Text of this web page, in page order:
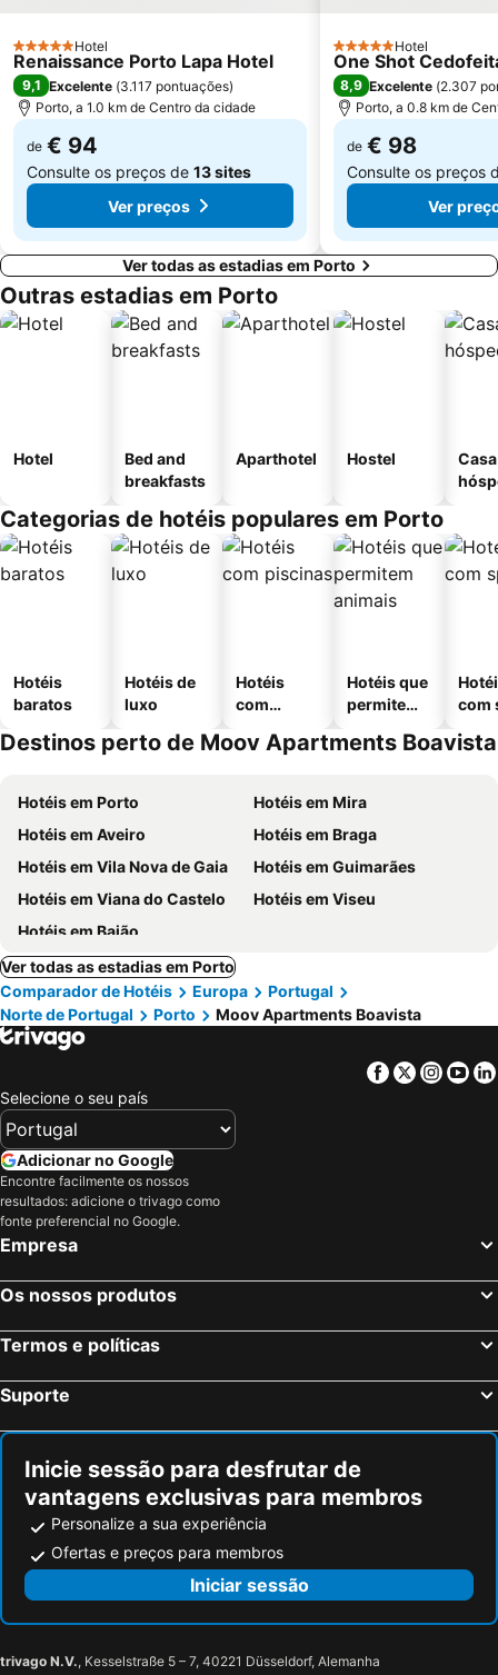
Aquático de Fafe
Azurara Beach
5 EstrelasHotel
Renaissance Porto Lapa Hotel
9,1 Excelente (3.117 pontuações)
Porto, a 1.0 km de Centro da cidade
de € 94
Consulte os preços de 13 sites
Ver preços
5 EstrelasHotel
One Shot
8,9 Excelente (2.307
Porto, a 0.8 km de
de € 98
Consulte os preços
Ver
Ver todas as estadias em Porto
Outras estadias em Porto
Hotel
Bed and
breakfasts
Aparthotel Hostel
Categorias de hotéis populares em Porto
Hotéis
baratos
Hotéis de
luxo
Hotéis
com
Hotéis que
permitem
com
Destinos perto de Moov Apartments Boavista
Hotéis em Porto
Hotéis em Mira
Hotéis em Aveiro
Hotéis em Braga
Hotéis em Vila Nova de Gaia
Hotéis em Guimarães
Hotéis em Viana do Castelo
Hotéis em Viseu
Hotéis em Baião
Ver todas as estadias em Porto
Comparador de Hotéis
Europa
Portugal
Norte de Portugal
Porto Moov Apartments Boavista
Facebook
Twitter
Selecione o seu país
Adicionar no Google
Encontre facilmente os nossos
resultados: adicione o trivago como
fonte preferencial no Google.
Empresa
Os nossos produtos
Termos e políticas
Suporte
Inicie sessão para desfrutar de
vantagens exclusivas para membros
Personalize a sua experiência
Ofertas e preços para membros
Iniciar sessão
trivago N.V., Kesselstraße 5 – 7, 40221 Düsseldorf, Alemanha